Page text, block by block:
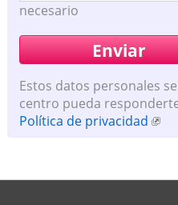
necesario
Estos datos personales
centro pueda
Política de privacidad